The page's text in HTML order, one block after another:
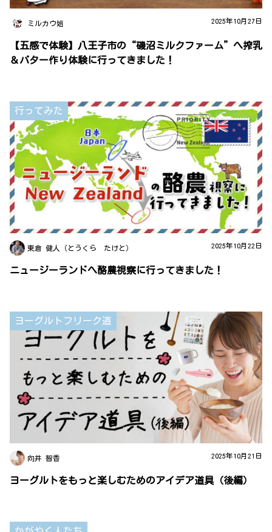
ミルカウ姐 2025年10月27日
【五感で体験】八王子市の“磯沼ミルクファーム”へ搾乳
＆バター作り体験に行ってきました！
行ってみた
東倉 健人（とうくら たけと） 2025年10月22日
ニュージーランドへ酪農視察に行ってきました！
ヨーグルトフリーク道
向井 智香 2025年10月21日
ヨーグルトをもっと楽しむためのアイデア道具（後編）